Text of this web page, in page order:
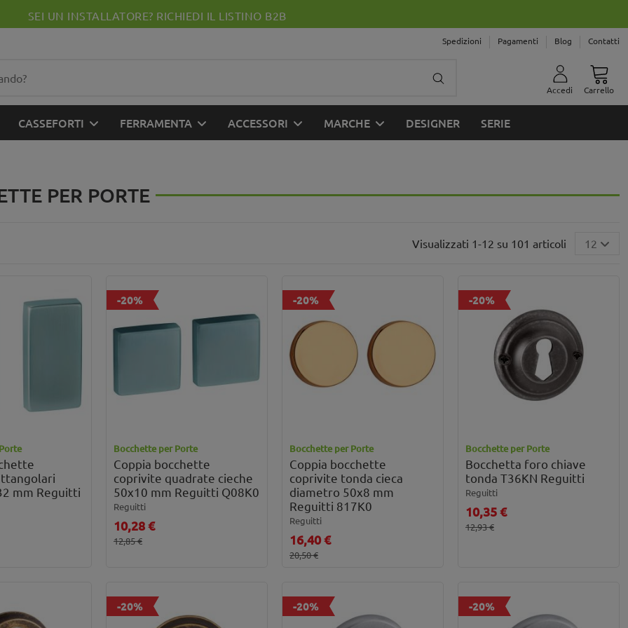
SEI UN INSTALLATORE? RICHIEDI IL LISTINO B2B
Spedizioni Pagamenti Blog Contatti
Accedi Carrello
CASSEFORTI FERRAMENTA ACCESSORI MARCHE DESIGNER SERIE
PER PORTE
Visualizzati 1-12 su 101 articoli 12
mm Reguitti
-20%
Bocchette per Porte
Coppia bocchette
coprivite quadrate cieche
50x10 mm Reguitti Q08K0
Reguitti
10,28 €
12,85 €
-20%
Bocchette per Porte
Coppia bocchette
coprivite tonda cieca
diametro 50x8 mm
Reguitti 817K0
Reguitti
16,40 €
20,50 €
-20%
Bocchette per Porte
Bocchetta foro chiave
tonda T36KN Reguitti
Reguitti
10,35 €
12,93 €
-20% -20% -20%